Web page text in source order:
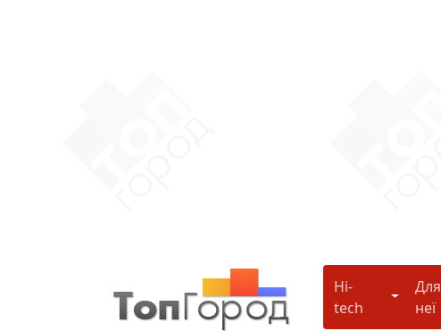
Hi-
tech
Hi-tech
Для
неї